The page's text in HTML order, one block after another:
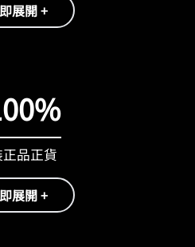
展開 +
品正貨
展開 +